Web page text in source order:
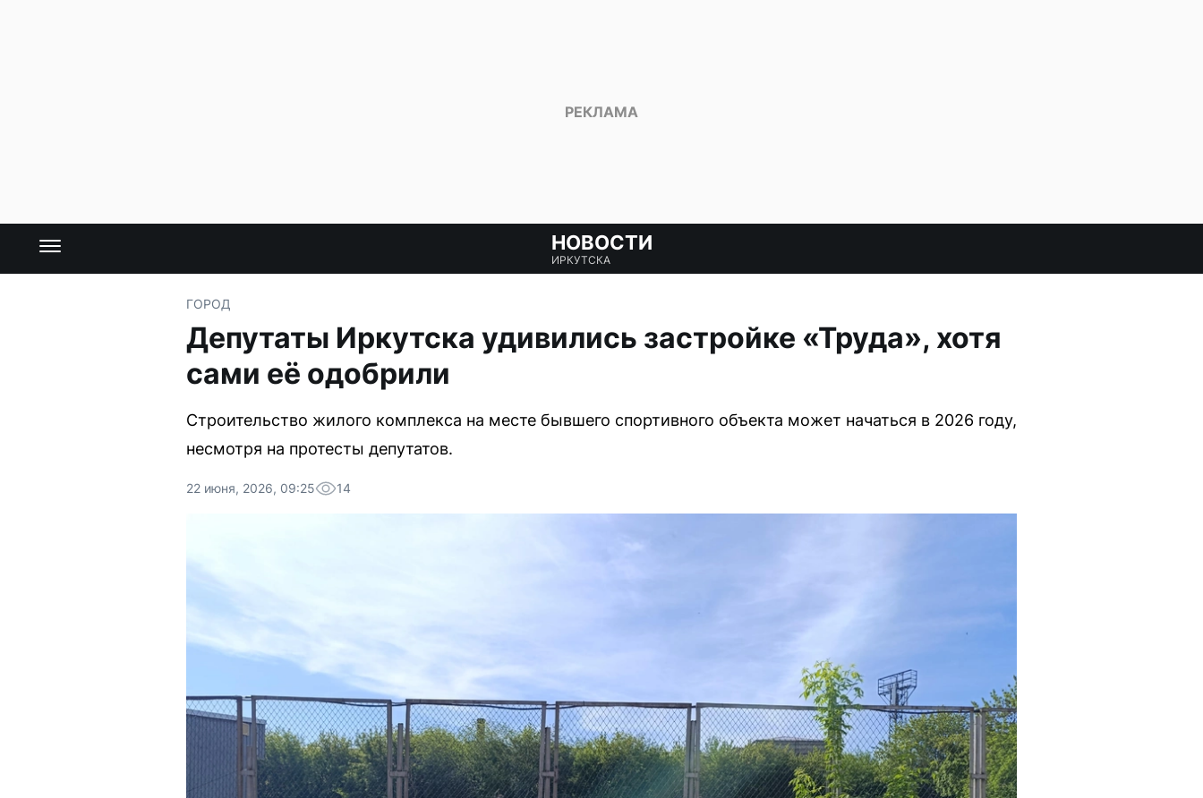
НОВОСТИ
ИРКУТСКА
ГОРОД
Депутаты Иркутска удивились застройке «Труда», хотя
сами её одобрили
Строительство жилого комплекса на месте бывшего спортивного объекта может начаться в 2026 году,
несмотря на протесты депутатов.
22 июня, 2026, 09:25 14